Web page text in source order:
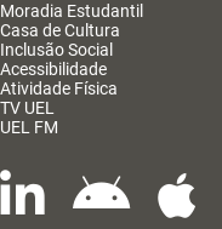
Moradia Estudantil
Casa de Cultura
Inclusão Social
Acessibilidade
Atividade Física
TV UEL
UEL FM